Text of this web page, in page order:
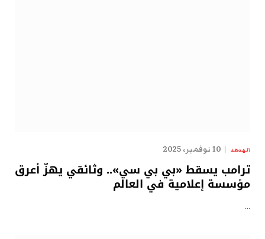
الهدهد 10 نوفمبر، 2025
ترامب يسقط «بي بي سي».. وثائقي يهزّ أعرق
مؤسسة إعلامية في العالم
…